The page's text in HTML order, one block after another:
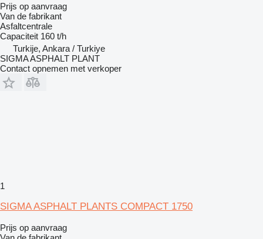
Prijs op aanvraag
Van de fabrikant
Asfaltcentrale
Capaciteit 160 t/h
Turkije, Ankara / Turkiye
SIGMA ASPHALT PLANT
Contact opnemen met verkoper
1
SIGMA ASPHALT PLANTS COMPACT 1750
Prijs op aanvraag